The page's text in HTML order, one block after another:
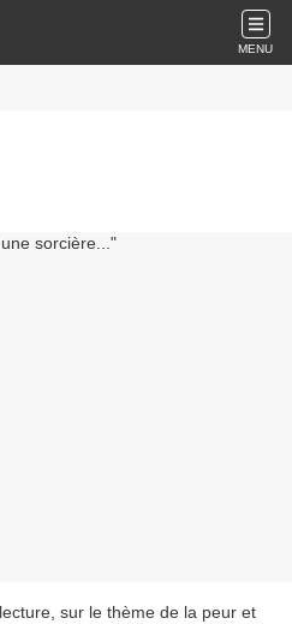
MENU
sur le thème de la peur et